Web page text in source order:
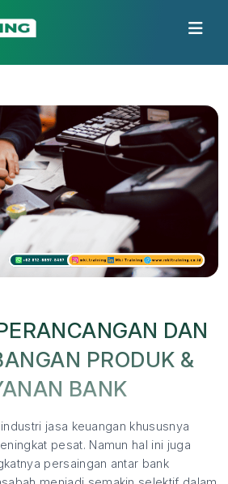
DAN
PRODUK &
BANK
jasa keuangan khususnya
pesat. Namun hal ini juga
persaingan antar bank